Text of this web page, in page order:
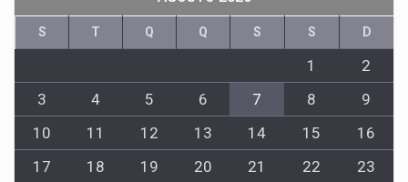
S T Q Q S S D
1
2
3
4 5 6 7 8
9
10
11 12 13 14 15
16
17
18 19 20 21 22
23